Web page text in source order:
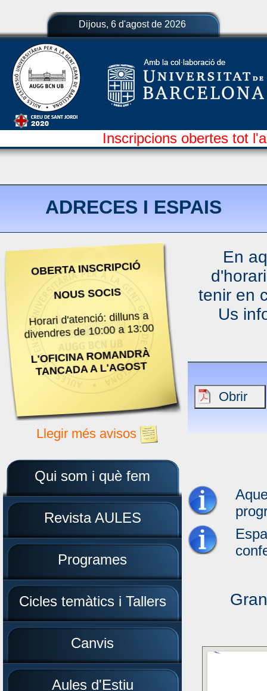
Dijous, 6 d'agost de 2026
Inscripcions obertes tot
ADRECES I ESPAIS
OBERTA INSCRIPCIÓ
NOUS SOCIS
Horari d'atenció: dilluns a
divendres de 10:00 a 13:00
L'OFICINA ROMANDRÀ
TANCADA A L'AGOST
Llegir més avisos
Qui som i què fem
Revista AULES
Programes
Cicles temàtics i Tallers
Canvis
Aules d'Estiu
En
tenir en
Us